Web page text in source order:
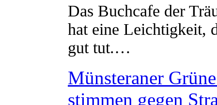
Das Buchcafe der
hat eine Leichtigkeit,
gut tut.…
Münsteraner
stimmen gegen